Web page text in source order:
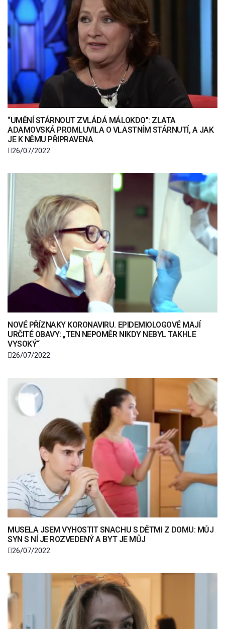
“UMĚNÍ STÁRNOUT ZVLÁDÁ MÁLOKDO”: ZLATA
ADAMOVSKÁ PROMLUVILA O VLASTNÍM STÁRNUTÍ, A JAK
JE K NĚMU PŘIPRAVENA
26/07/2022
NOVÉ PŘÍZNAKY KORONAVIRU. EPIDEMIOLOGOVÉ MAJÍ
URČITÉ OBAVY: „TEN NEPOMĚR NIKDY NEBYL TAKHLE
VYSOKÝ“
26/07/2022
MUSELA JSEM VYHOSTIT SNACHU S DĚTMI Z DOMU: MŮJ
SYN S NÍ JE ROZVEDENÝ A BYT JE MŮJ
26/07/2022